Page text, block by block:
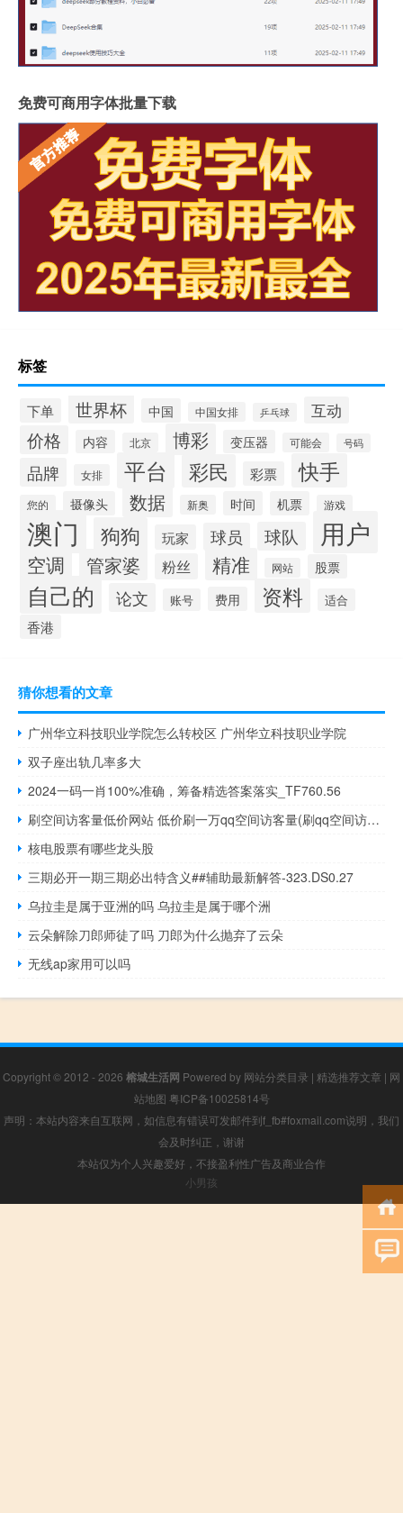
免费可商用字体批量下载
标签
下单 世界杯 中国 中国女排 乒乓球 互动
价格 内容 北京 博彩 变压器 可能会 号码
品牌 女排 平台 彩民 彩票 快手
您的 摄像头 数据 新奥 时间 机票 游戏
澳门 狗狗 玩家 球员 球队 用户
空调 管家婆 粉丝 精准 网站 股票
自己的 论文 账号 费用 资料 适合
香港
猜你想看的文章
广州华立科技职业学院怎么转校区 广州华立科技职业学院
双子座出轨几率多大
2024一码一肖100%准确，筹备精选答案落实_TF760.56
刷空间访客量低价网站 低价刷一万qq空间访客量(刷qq空间访客量的网址一万一元)
核电股票有哪些龙头股
三期必开一期三期必出特含义##辅助最新解答-323.DS0.27
乌拉圭是属于亚洲的吗 乌拉圭是属于哪个洲
云朵解除刀郎师徒了吗 刀郎为什么抛弃了云朵
无线ap家用可以吗
Copyright © 2012 - 2026 榕城生活网 Powered by 网站分类目录 | 精选推荐文章 | 网
站地图 粤ICP备10025814号
声明：本站内容来自互联网，如信息有错误可发邮件到f_fb#foxmail.com说明，我们
会及时纠正，谢谢
本站仅为个人兴趣爱好，不接盈利性广告及商业合作
小男孩